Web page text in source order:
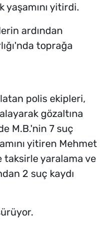
yaşamını yitirdi.
ardından
toprağa
polis ekipleri,
gözaltına
M.B.'nin 7 suç
yitiren Mehmet
taksirle yaralama ve
2 suç kaydı